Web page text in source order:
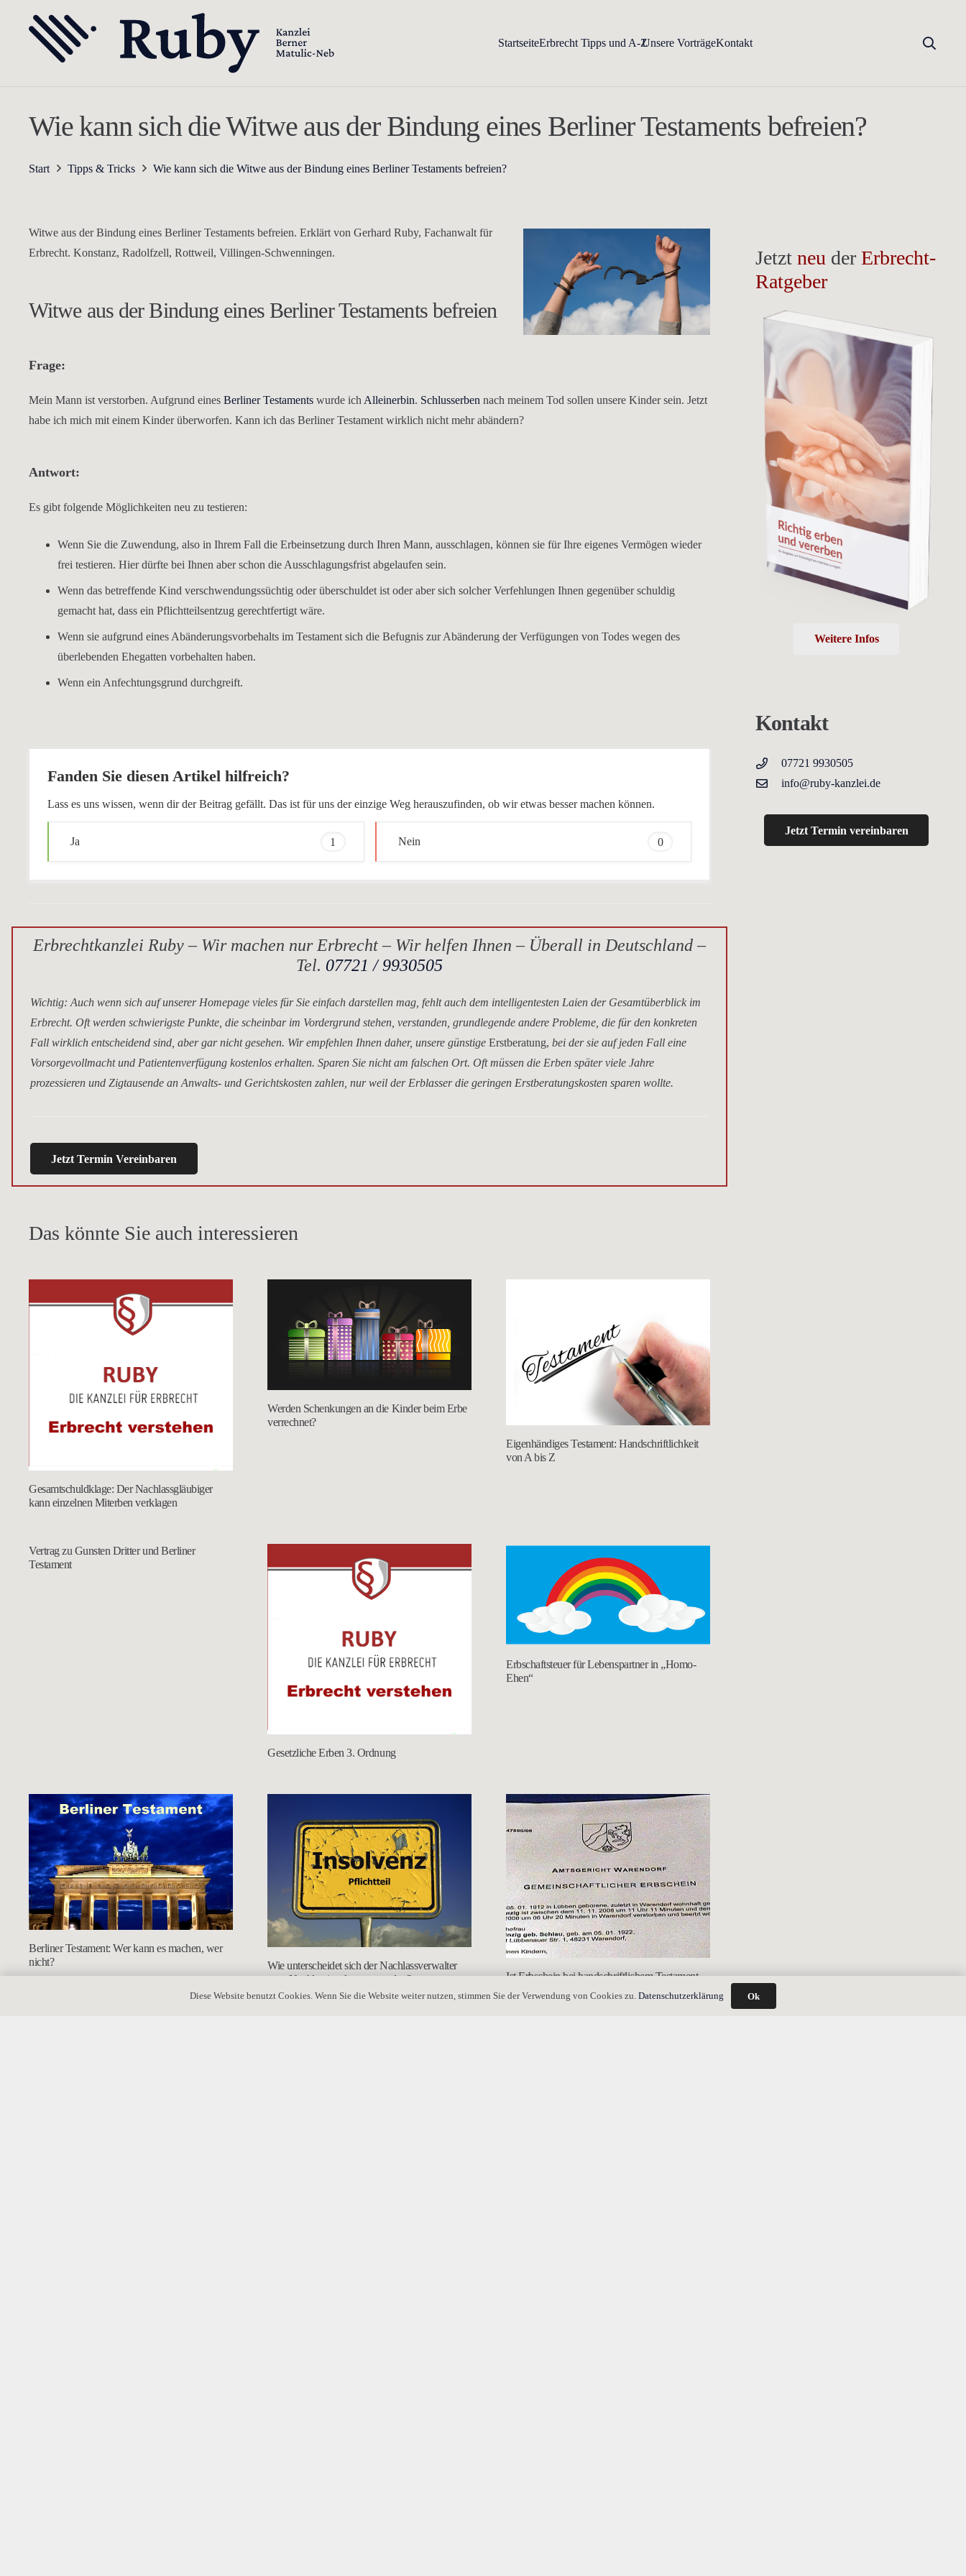
StartseiteErbrecht Tipps und A-ZUnsere VorträgeKontakt
Wie kann sich die Witwe aus der Bindung eines Berliner Testaments befreien?
Start Tipps & Tricks Wie kann sich die Witwe aus der Bindung eines Berliner Testaments befreien?
Witwe aus der Bindung eines Berliner Testaments befreien. Erklärt von Gerhard Ruby, Fachanwalt für
Erbrecht. Konstanz, Radolfzell, Rottweil, Villingen-Schwenningen.
Witwe aus der Bindung eines Berliner Testaments befreien
Frage:
Mein Mann ist verstorben. Aufgrund eines Berliner Testaments wurde ich Alleinerbin. Schlusserben nach meinem Tod sollen unsere Kinder sein. Jetzt
habe ich mich mit einem Kinder überworfen. Kann ich das Berliner Testament wirklich nicht mehr abändern?
Antwort:
Es gibt folgende Möglichkeiten neu zu testieren:
Wenn Sie die Zuwendung, also in Ihrem Fall die Erbeinsetzung durch Ihren Mann, ausschlagen, können sie für Ihre eigenes Vermögen wieder
frei testieren. Hier dürfte bei Ihnen aber schon die Ausschlagungsfrist abgelaufen sein.
Wenn das betreffende Kind verschwendungssüchtig oder überschuldet ist oder aber sich solcher Verfehlungen Ihnen gegenüber schuldig
gemacht hat, dass ein Pflichtteilsentzug gerechtfertigt wäre.
Wenn sie aufgrund eines Abänderungsvorbehalts im Testament sich die Befugnis zur Abänderung der Verfügungen von Todes wegen des
überlebenden Ehegatten vorbehalten haben.
Wenn ein Anfechtungsgrund durchgreift.
Fanden Sie diesen Artikel hilfreich?
Lass es uns wissen, wenn dir der Beitrag gefällt. Das ist für uns der einzige Weg herauszufinden, ob wir etwas besser machen können.
Ja 1 Nein 0
Erbrechtkanzlei Ruby – Wir machen nur Erbrecht – Wir helfen Ihnen – Überall in Deutschland –
Tel. 07721 / 9930505
Wichtig: Auch wenn sich auf unserer Homepage vieles für Sie einfach darstellen mag, fehlt auch dem intelligentesten Laien der Gesamtüberblick im
Erbrecht. Oft werden schwierigste Punkte, die scheinbar im Vordergrund stehen, verstanden, grundlegende andere Probleme, die für den konkreten
Fall wirklich entscheidend sind, aber gar nicht gesehen. Wir empfehlen Ihnen daher, unsere günstige Erstberatung, bei der sie auf jeden Fall eine
Vorsorgevollmacht und Patientenverfügung kostenlos erhalten. Sparen Sie nicht am falschen Ort. Oft müssen die Erben später viele Jahre
prozessieren und Zigtausende an Anwalts- und Gerichtskosten zahlen, nur weil der Erblasser die geringen Erstberatungskosten sparen wollte.
Jetzt Termin Vereinbaren
Das könnte Sie auch interessieren
Gesamtschuldklage: Der Nachlassgläubiger
kann einzelnen Miterben verklagen
Werden Schenkungen an die Kinder beim Erbe
verrechnet?
Eigenhändiges Testament: Handschriftlichkeit
von A bis Z
Vertrag zu Gunsten Dritter und Berliner
Testament
Gesetzliche Erben 3. Ordnung
Erbschaftsteuer für Lebenspartner in „Homo-
Ehen“
Berliner Testament: Wer kann es machen, wer
nicht?
Wie unterscheidet sich der Nachlassverwalter
vom Nachlassinsolvenzverwalter?
Ist Erbschein bei handschriftlichem Testament
nötig?
Jetztneu derErbrecht-
Ratgeber
Weitere Infos
Kontakt
07721 9930505
info@ruby-kanzlei.de
Jetzt Termin vereinbaren
Diese Website benutzt Cookies. Wenn Sie die Website weiter nutzen, stimmen Sie der Verwendung von Cookies zu. Datenschutzerklärung Ok